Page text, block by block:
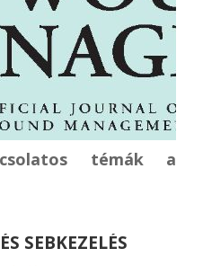
témák a
SEBKEZELÉS